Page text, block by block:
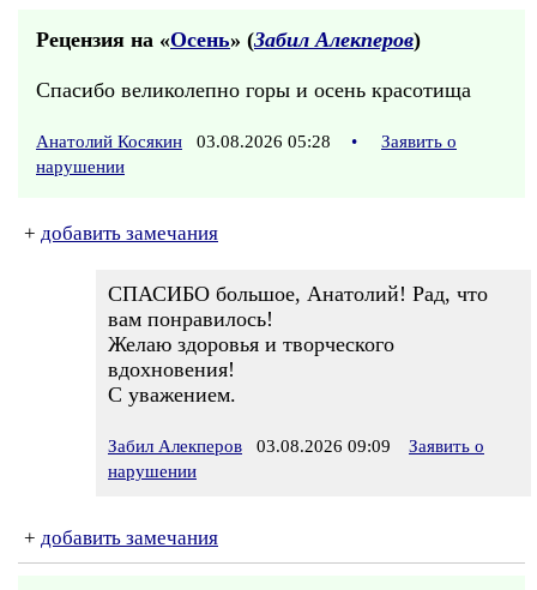
Рецензия на «Осень» (Забил Алекперов)
Спасибо великолепно горы и осень красотища
Анатолий Косякин 03.08.2026 05:28 •
Заявить о
нарушении
+ добавить замечания
СПАСИБО большое, Анатолий! Рад, что
вам понравилось!
Желаю здоровья и творческого
вдохновения!
С уважением.
Забил Алекперов 03.08.2026 09:09
Заявить о
нарушении
+ добавить замечания